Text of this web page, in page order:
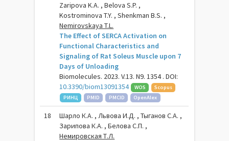
Zaripova K.A. , Belova S.P. ,
Kostrominova T.Y. , Shenkman B.S. ,
Nemirovskaya T.L.
The Effect of SERCA Activation on
Functional Characteristics and
Signaling of Rat Soleus Muscle upon 7
Days of Unloading
Biomolecules. 2023. V.13. N9. 1354 . DOI:
10.3390/biom13091354
WOS
Scopus
РИНЦ
PMID PMCID OpenAlex
18
Шарло К.А. , Львова И.Д. , Тыганов С.А. ,
Зарипова К.А. , Белова С.П. ,
Немировская Т.Л.